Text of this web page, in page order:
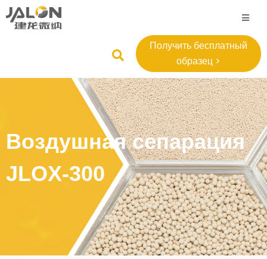
Получить бесплатный
образец >
Воздушная сепарация
JLOX-300